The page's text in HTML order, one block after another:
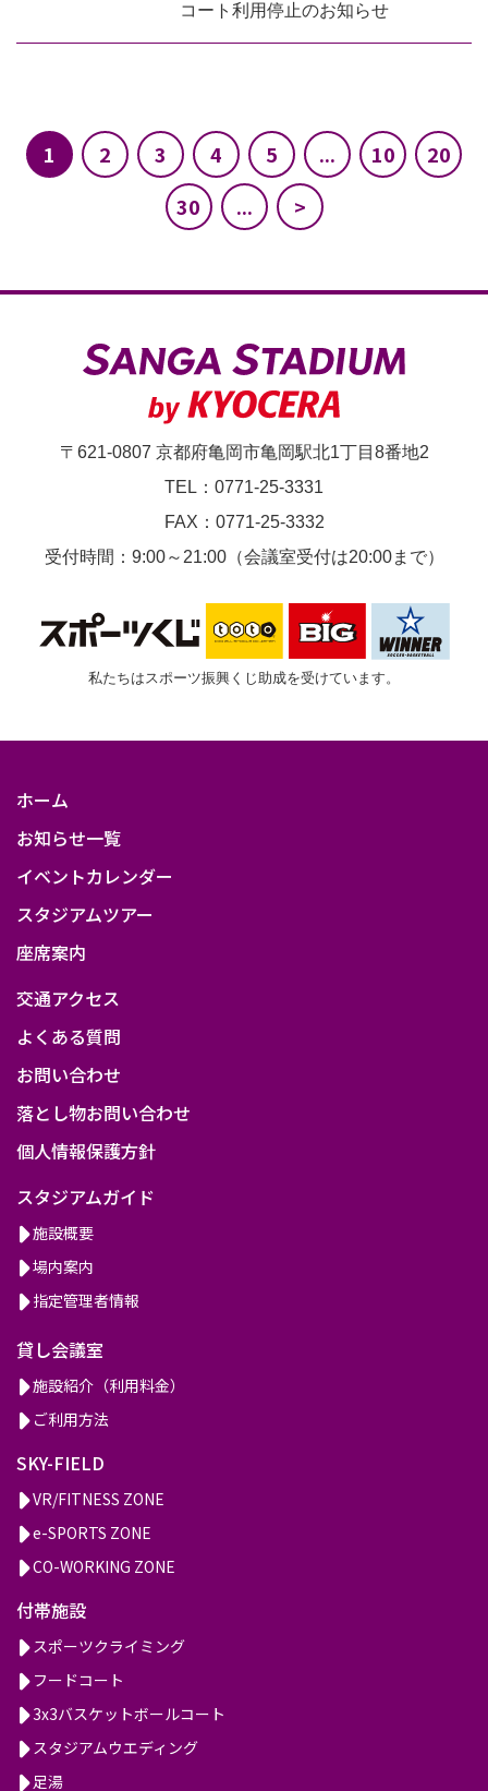
コート利用停止のお知らせ
1 2 3 4 5 ... 10
20
30
... >
〒621-0807 京都府亀岡市亀岡駅北1丁目8番地2
TEL：0771-25-3331
FAX：0771-25-3332
受付時間：9:00～21:00（会議室受付は20:00まで）
私たちはスポーツ振興くじ助成を受けています。
ホーム
お知らせ一覧
イベントカレンダー
スタジアムツアー
座席案内
交通アクセス
よくある質問
お問い合わせ
落とし物お問い合わせ
個人情報保護方針
スタジアムガイド
施設概要
場内案内
指定管理者情報
貸し会議室
施設紹介（利用料金）
ご利用方法
SKY-FIELD
VR/FITNESS ZONE
e-SPORTS ZONE
CO-WORKING ZONE
付帯施設
スポーツクライミング
フードコート
3x3バスケットボールコート
スタジアムウエディング
足湯